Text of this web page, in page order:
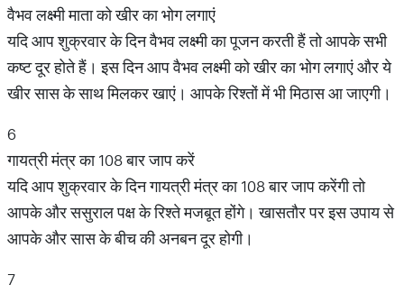
वैभव लक्ष्मी माता को खीर का भोग लगाएं
यदि आप शुक्रवार के दिन वैभव लक्ष्मी का पूजन करती हैं तो आपके सभी
कष्ट दूर होते हैं। इस दिन आप वैभव लक्ष्मी को खीर का भोग लगाएं और ये
खीर सास के साथ मिलकर खाएं। आपके रिश्तों में भी मिठास आ जाएगी।
6
गायत्री मंत्र का 108 बार जाप करें
यदि आप शुक्रवार के दिन गायत्री मंत्र का 108 बार जाप करेंगी तो
आपके और ससुराल पक्ष के रिश्ते मजबूत होंगे। खासतौर पर इस उपाय से
आपके और सास के बीच की अनबन दूर होगी।
7